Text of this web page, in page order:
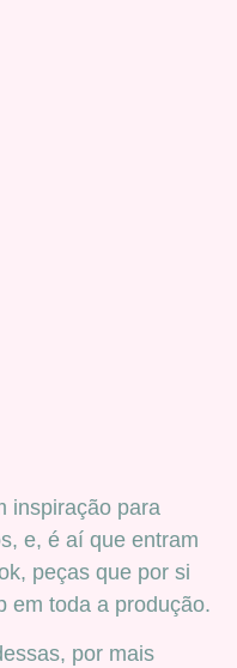
inspiração para
e, é aí que entram
peças que por si
em toda a produção.
por mais